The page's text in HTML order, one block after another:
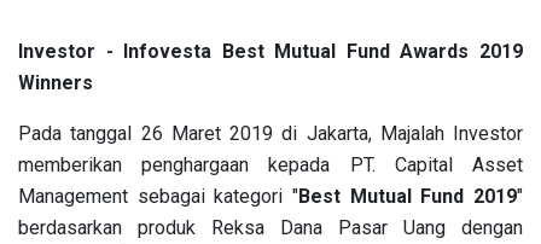
Investor - Infovesta Best Mutual Fund Awards 2019
Winners
Pada tanggal 26 Maret 2019 di Jakarta, Majalah Investor
memberikan penghargaan kepada PT. Capital Asset
Management sebagai kategori "Best Mutual Fund 2019"
berdasarkan produk Reksa Dana Pasar Uang dengan